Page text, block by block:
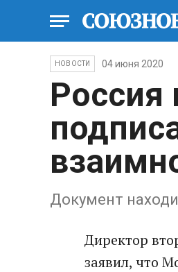
НОВОСТИ 04 июня 2020
Россия
Документ
Директор
заявил, что